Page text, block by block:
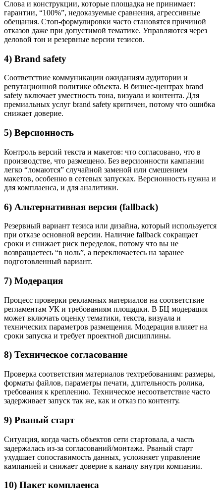
Слова и конструкции, которые площадка не принимает:
гарантии, “100%”, недоказуемые сравнения, агрессивные
обещания. Стоп-формулировки часто становятся причиной
отказов даже при допустимой тематике. Управляются через
деловой тон и резервные версии тезисов.
4) Brand safety
Соответствие коммуникации ожиданиям аудитории и
репутационной политике объекта. В бизнес-центрах brand
safety включает уместность тона, визуала и контента. Для
премиальных услуг brand safety критичен, потому что ошибка
снижает доверие.
5) Версионность
Контроль версий текста и макетов: что согласовано, что в
производстве, что размещено. Без версионности кампании
легко “ломаются” случайной заменой или смешением
макетов, особенно в сетевых запусках. Версионность нужна и
для комплаенса, и для аналитики.
6) Альтернативная версия (fallback)
Резервный вариант тезиса или дизайна, который используется
при отказе основной версии. Наличие fallback сокращает
сроки и снижает риск переделок, потому что вы не
возвращаетесь “в ноль”, а переключаетесь на заранее
подготовленный вариант.
7) Модерация
Процесс проверки рекламных материалов на соответствие
регламентам УК и требованиям площадки. В БЦ модерация
может включать оценку тематики, текста, визуала и
технических параметров размещения. Модерация влияет на
сроки запуска и требует проектной дисциплины.
8) Техническое согласование
Проверка соответствия материалов техтребованиям: размеры,
форматы файлов, параметры печати, длительность ролика,
требования к креплению. Техническое несоответствие часто
задерживает запуск так же, как и отказ по контенту.
9) Рваный старт
Ситуация, когда часть объектов сети стартовала, а часть
задержалась из-за согласований/монтажа. Рваный старт
ухудшает сопоставимость данных, усложняет управление
кампанией и снижает доверие к каналу внутри компании.
10) Пакет комплаенса